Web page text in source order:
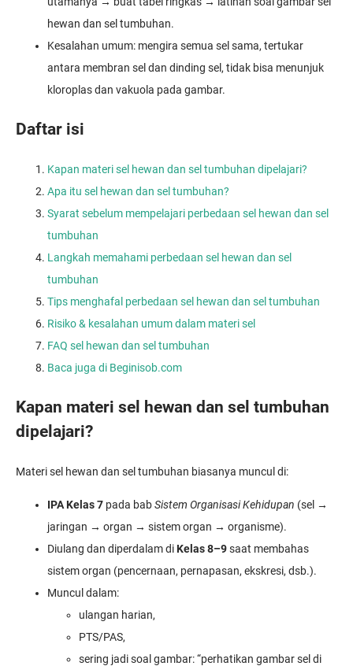
hewan dan sel tumbuhan.
Kesalahan umum: mengira semua sel sama, tertukar
antara membran sel dan dinding sel, tidak bisa menunjuk
kloroplas dan vakuola pada gambar.
Daftar isi
Kapan materi sel hewan dan sel tumbuhan dipelajari?
Apa itu sel hewan dan sel tumbuhan?
Syarat sebelum mempelajari perbedaan sel hewan dan sel
tumbuhan
Langkah memahami perbedaan sel hewan dan sel
tumbuhan
Tips menghafal perbedaan sel hewan dan sel tumbuhan
Risiko & kesalahan umum dalam materi sel
FAQ sel hewan dan sel tumbuhan
Baca juga di Beginisob.com
Kapan materi sel hewan dan sel tumbuhan
dipelajari?
Materi sel hewan dan sel tumbuhan biasanya muncul di:
IPA Kelas 7 pada babSistem Organisasi Kehidupan (sel →
jaringan → organ → sistem organ → organisme).
Diulang dan diperdalam diKelas 8–9saat membahas
sistem organ (pencernaan, pernapasan, ekskresi, dsb.).
Muncul dalam:
ulangan harian,
PTS/PAS,
sering jadi soal gambar: “perhatikan gambar sel di